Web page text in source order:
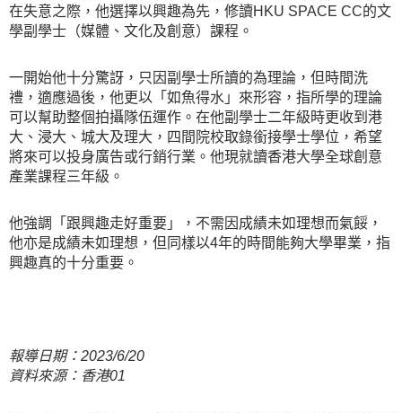
在失意之際，他選擇以興趣為先，修讀HKU SPACE CC的文
學副學士（媒體、文化及創意）課程。
一開始他十分驚訝，只因副學士所讀的為理論，但時間洗
禮，適應過後，他更以「如魚得水」來形容，指所學的理論
可以幫助整個拍攝隊伍運作。在他副學士二年級時更收到港
大、浸大、城大及理大，四間院校取錄銜接學士學位，希望
將來可以投身廣告或行銷行業。他現就讀香港大學全球創意
產業課程三年級。
他強調「跟興趣走好重要」，不需因成績未如理想而氣餒，
他亦是成績未如理想，但同樣以4年的時間能夠大學畢業，指
興趣真的十分重要。
報導日期：2023/6/20
資料來源：香港01